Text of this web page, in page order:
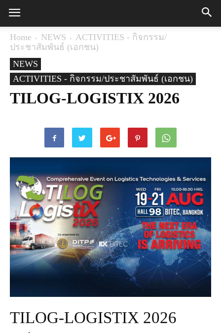
Home NEWS
ACTIVITIES - กิจกรรม/
ประชาสัมพันธ์ (เอกชน)
NEWS
ACTIVITIES - กิจกรรม/ประชาสัมพันธ์ (เอกชน)
TILOG-LOGISTIX 2026
TILOG-LOGISTIX 2026